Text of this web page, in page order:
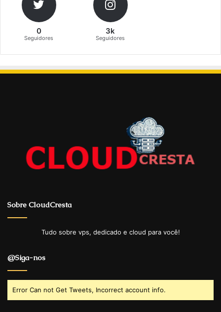
0
Seguidores
3k
Seguidores
Sobre CloudCresta
Tudo sobre vps, dedicado e cloud para você!
@Siga-nos
Error Can not Get Tweets, Incorrect account info.